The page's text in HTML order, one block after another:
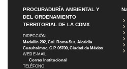
PROCURADURÍA AMBIENTAL Y
DEL ORDENAMIENTO
TERRITORIAL DE LA CDMX
DIRECCIÓN
Medellín 202, Col. Roma Sur, Alcaldía
Cuauhtémoc, C.P. 06700, Ciudad de México
WEB E-MAIL
Correo Institucional
TELÉFONO